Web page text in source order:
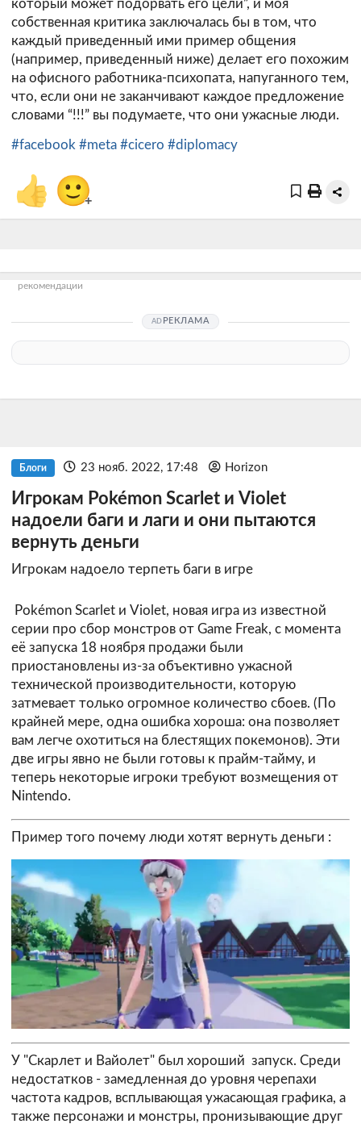
который может подорвать его цели”, и моя
собственная критика заключалась бы в том, что
каждый приведенный ими пример общения
(например, приведенный ниже) делает его похожим
на офисного работника-психопата, напуганного тем,
что, если они не заканчивают каждое предложение
словами “!!!” вы подумаете, что они ужасные люди.
#facebook #meta #cicero #diplomacy
👍 🙂+
рекомендации
РЕКЛАМА
Блоги 23 нояб. 2022, 17:48 Horizon
Игрокам Pokémon Scarlet и Violet
надоели баги и лаги и они пытаются
вернуть деньги
Игрокам надоело терпеть баги в игре
Pokémon Scarlet и Violet, новая игра из известной
серии про сбор монстров от Game Freak, с момента
её запуска 18 ноября продажи были
приостановлены из-за объективно ужасной
технической производительности, которую
затмевает только огромное количество сбоев. (По
крайней мере, одна ошибка хороша: она позволяет
вам легче охотиться на блестящих покемонов). Эти
две игры явно не были готовы к прайм-тайму, и
теперь некоторые игроки требуют возмещения от
Nintendo.
Пример того почему люди хотят вернуть деньги :
У "Скарлет и Вайолет" был хороший запуск. Среди
недостатков - замедленная до уровня черепахи
частота кадров, всплывающая ужасающая графика, а
также персонажи и монстры, пронизывающие друг